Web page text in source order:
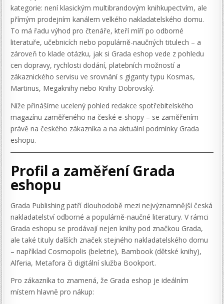
kategorie: není klasickým multibrandovým knihkupectvím, ale
přímým prodejním kanálem velkého nakladatelského domu.
To má řadu výhod pro čtenáře, kteří míří po odborné
literatuře, učebnicích nebo populárně-naučných titulech – a
zároveň to klade otázku, jak si Grada eshop vede z pohledu
cen dopravy, rychlosti dodání, platebních možností a
zákaznického servisu ve srovnání s giganty typu Kosmas,
Martinus, Megaknihy nebo Knihy Dobrovský.
Níže přinášíme ucelený pohled redakce spotřebitelského
magazínu zaměřeného na české e-shopy – se zaměřením
právě na českého zákazníka a na aktuální podmínky Grada
eshopu.
Profil a zaměření Grada
eshopu
Grada Publishing patří dlouhodobě mezi nejvýznamnější česká
nakladatelství odborné a populárně-naučné literatury. V rámci
Grada eshopu se prodávají nejen knihy pod značkou Grada,
ale také tituly dalších značek stejného nakladatelského domu
– například Cosmopolis (beletrie), Bambook (dětské knihy),
Alferia, Metafora či digitální služba Bookport.
Pro zákazníka to znamená, že Grada eshop je ideálním
místem hlavně pro nákup: